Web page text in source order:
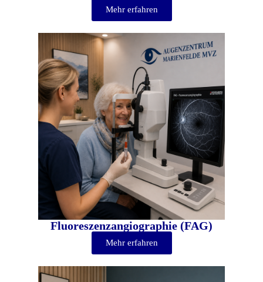
Mehr erfahren
Fluoreszenzangiographie (FAG)
Mehr erfahren